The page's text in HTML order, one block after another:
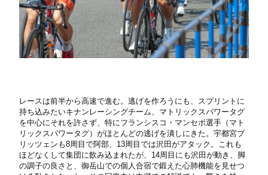
レースは前半から高速で進む。逃げを作ろうにも、スプリントに
持ち込みたいキナンレーシングチーム、マトリックスパワータグ
を中心にそれを許さず、特にフランシスコ・マンセボ選手（マト
リックスパワータグ）がほとんどの逃げを潰しにきた。宇都宮ブ
リッツェンも8周目で阿部、13周目では沢田がアタック。これも
ほどなくして集団に飲み込まれたが、14周目にも沢田が動き、脚
の調子の良さと、御岳山での個人合宿で鍛えた心肺機能を見せつ